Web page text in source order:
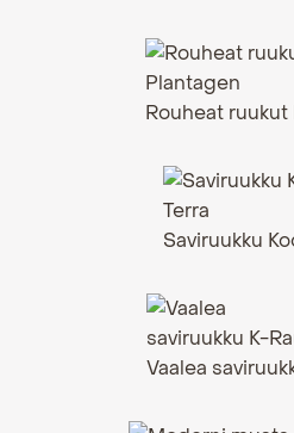
Rouheat
Saviruukku
Vaalea